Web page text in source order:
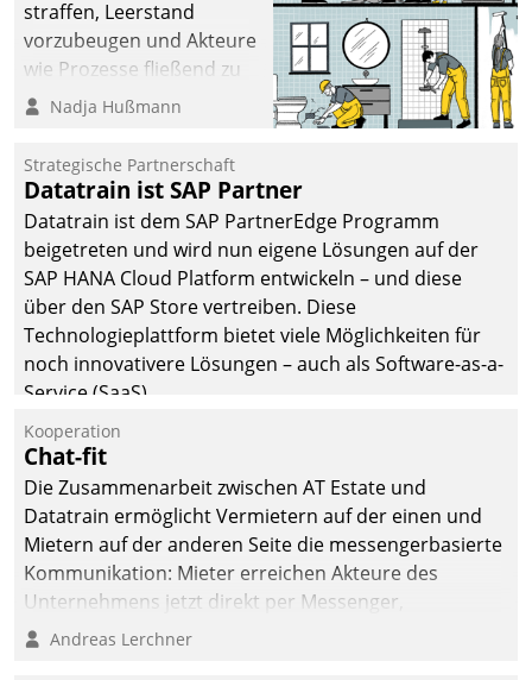
straffen, Leerstand
vorzubeugen und Akteure
wie Prozesse fließend zu
vernetzen, nutzt die
Jahresbeginn eine
Überblick, Einsicht und
Eingriff bietende Lösung.
Zur Entwicklung setzte
man auf
Cloudtechnologie,
bewährte und Startup-
Partner sowie erstmals
agile Projektmethoden.
Nadja Hußmann
Strategische Partnerschaft
Datatrain ist SAP Partner
Datatrain ist dem SAP PartnerEdge Programm
beigetreten und wird nun eigene Lösungen auf der
SAP HANA Cloud Platform entwickeln – und diese
über den SAP Store vertreiben. Diese
Technologieplattform bietet viele Möglichkeiten für
noch innovativere Lösungen – auch als Software-as-a-
Service (SaaS).
Kooperation
Chat-fit
Die Zusammenarbeit zwischen AT Estate und
Datatrain ermöglicht Vermietern auf der einen und
Mietern auf der anderen Seite die messengerbasierte
Kommunikation: Mieter erreichen Akteure des
Unternehmens jetzt direkt per Messenger,
Mitarbeiter oder Dienstleister empfangen oder
Andreas Lerchner